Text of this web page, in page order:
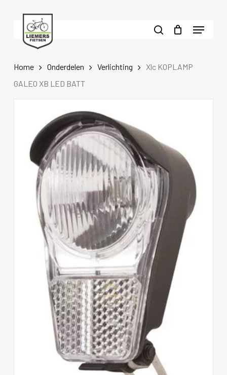
Menu
Home Onderdelen Verlichting
Xlc KOPLAMP
GALEO XB LED BATT